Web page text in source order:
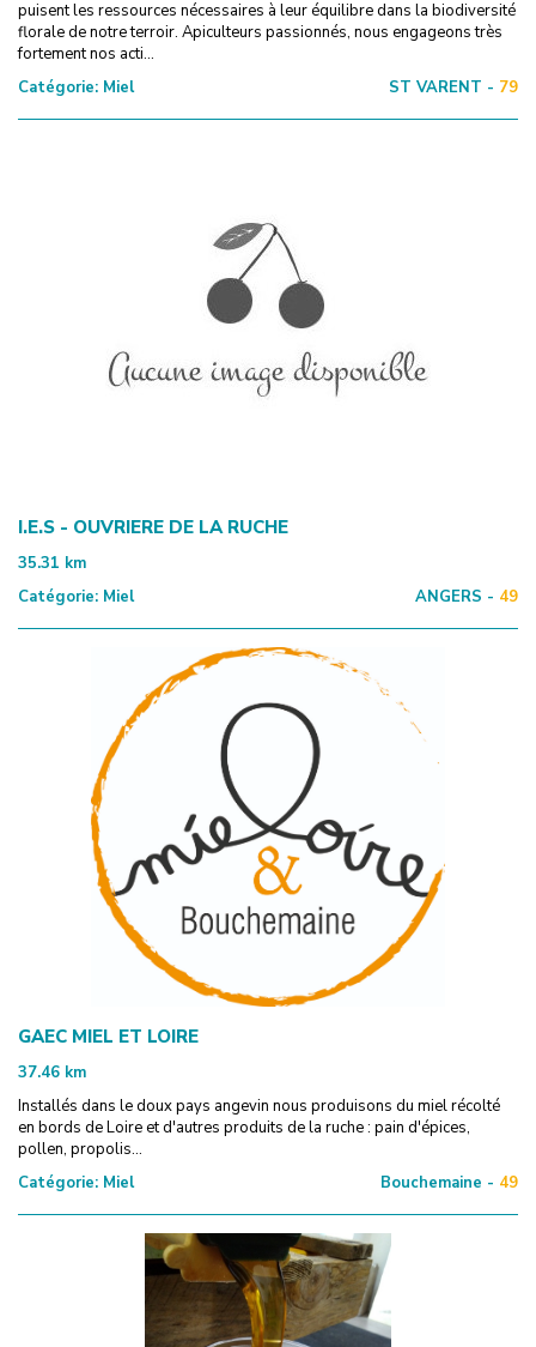
puisent les ressources nécessaires à leur équilibre dans la biodiversité
florale de notre terroir. Apiculteurs passionnés, nous engageons très
fortement nos acti...
Catégorie: Miel ST VARENT - 79
I.E.S - OUVRIERE DE LA RUCHE
35.31 km
Catégorie: Miel ANGERS - 49
GAEC MIEL ET LOIRE
37.46 km
Installés dans le doux pays angevin nous produisons du miel récolté
en bords de Loire et d'autres produits de la ruche : pain d'épices,
pollen, propolis...
Catégorie: Miel Bouchemaine - 49